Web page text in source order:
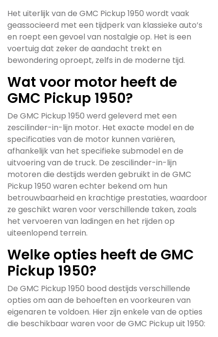
Het uiterlijk van de GMC Pickup 1950 wordt vaak
geassocieerd met een tijdperk van klassieke auto’s
en roept een gevoel van nostalgie op. Het is een
voertuig dat zeker de aandacht trekt en
bewondering oproept, zelfs in de moderne tijd.
Wat voor motor heeft de
GMC Pickup 1950?
De GMC Pickup 1950 werd geleverd met een
zescilinder-in-lijn motor. Het exacte model en de
specificaties van de motor kunnen variëren,
afhankelijk van het specifieke submodel en de
uitvoering van de truck. De zescilinder-in-lijn
motoren die destijds werden gebruikt in de GMC
Pickup 1950 waren echter bekend om hun
betrouwbaarheid en krachtige prestaties, waardoor
ze geschikt waren voor verschillende taken, zoals
het vervoeren van ladingen en het rijden op
uiteenlopend terrein.
Welke opties heeft de GMC
Pickup 1950?
De GMC Pickup 1950 bood destijds verschillende
opties om aan de behoeften en voorkeuren van
eigenaren te voldoen. Hier zijn enkele van de opties
die beschikbaar waren voor de GMC Pickup uit 1950: